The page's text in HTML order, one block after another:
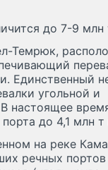
до 7-9 млн
Темрюк,
Единственный
угольной и
настоящее
до 4,1 млн т
на реке
речных